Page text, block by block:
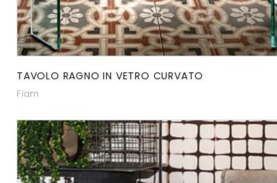
TAVOLO RAGNO IN VETRO CURVATO
Fiam